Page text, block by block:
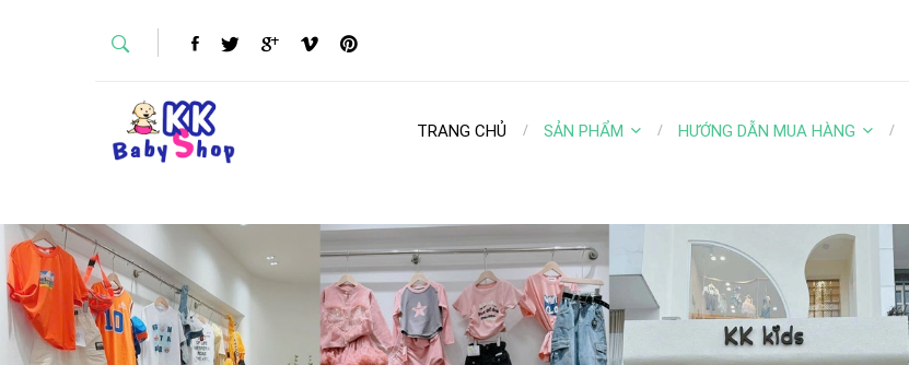
TRANG CHỦ SẢN PHẨM HƯỚNG DẪN MUA HÀNG